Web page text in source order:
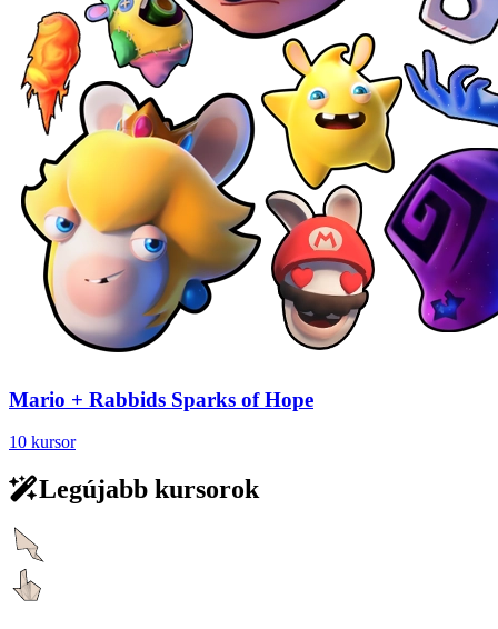
Mario + Rabbids Sparks of Hope
10 kursor
Legújabb kursorok